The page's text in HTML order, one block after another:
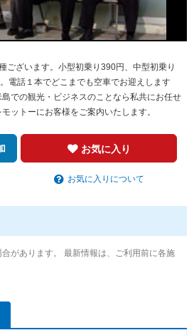
ございます。小型初乗り390円、中型初乗り
電話１本でどこまでも空車でお迎えします
島での観光・ビジネスのことなら私共にお任せ
ットーにお客様をご案内いたします。
お気に入り
お気に入りについて
があります。 最新情報は、ご利用前に各施